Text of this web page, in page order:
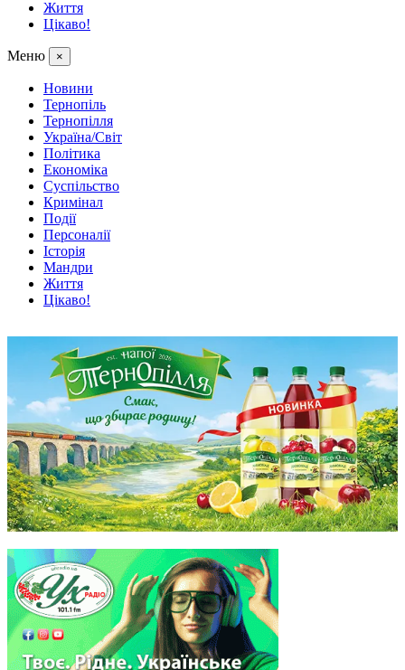
Життя
Цікаво!
Меню ×
Новини
Тернопіль
Тернопілля
Україна/Світ
Політика
Економіка
Суспільство
Кримінал
Події
Персоналії
Історія
Мандри
Життя
Цікаво!